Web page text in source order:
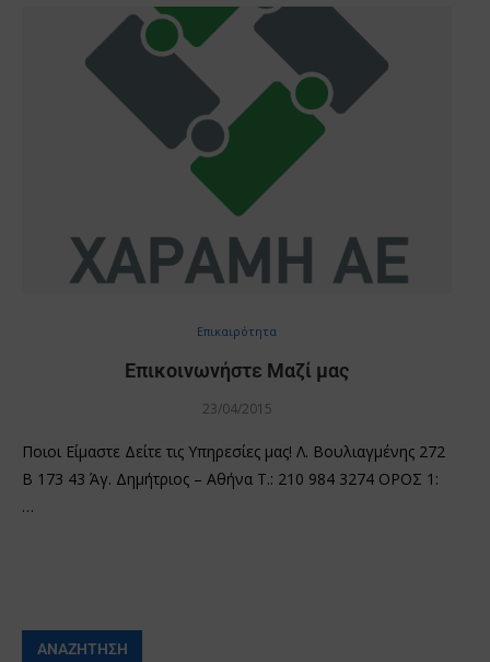
Επικαιρότητα
Επικοινωνήστε Μαζί μας
23/04/2015
Ποιοι Είμαστε Δείτε τις Υπηρεσίες μας! Λ. Βουλιαγμένης 272
Β 173 43 Άγ. Δημήτριος – Αθήνα Τ.: 210 984 3274 ΟΡΟΣ 1:
…
ΑΝΑΖΉΤΗΣΗ